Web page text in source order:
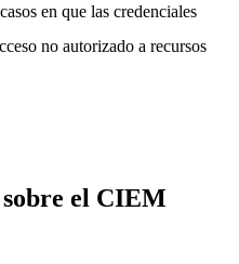
en que las credenciales
no autorizado a recursos
el CIEM